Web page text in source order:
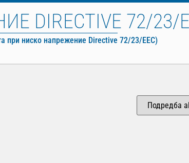
DIRECTIVE 72/23/
ниско напрежение Directive 72/23/EEC)